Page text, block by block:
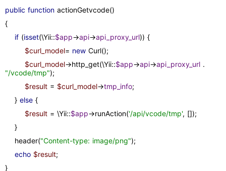
public function actionGetvcode()
{
if (isset(\Yii::$app->api->api_proxy_url)) {
$curl_model= new Curl();
$curl_model->http_get(\Yii::$app->api->api_proxy_url
"/vcode/tmp");
$result = $curl_model->tmp_info;
    }
else {
$result = \Yii::$app->runAction('/api/vcode/tmp', []);
    }
    header(
"Content-type: image/png");
echo $result;
}